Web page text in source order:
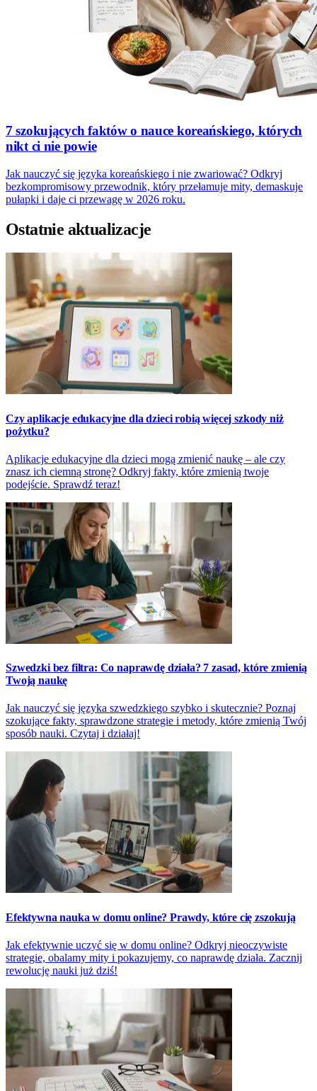
7 szokujących faktów o nauce koreańskiego, których
nikt ci nie powie
Jak nauczyć się języka koreańskiego i nie zwariować? Odkryj
bezkompromisowy przewodnik, który przełamuje mity, demaskuje
pułapki i daje ci przewagę w 2026 roku.
Ostatnie aktualizacje
Czy aplikacje edukacyjne dla dzieci robią więcej szkody niż
pożytku?
Aplikacje edukacyjne dla dzieci mogą zmienić naukę – ale czy
znasz ich ciemną stronę? Odkryj fakty, które zmienią twoje
podejście. Sprawdź teraz!
Szwedzki bez filtra: Co naprawdę działa? 7 zasad, które zmienią
Twoją naukę
Jak nauczyć się języka szwedzkiego szybko i skutecznie? Poznaj
szokujące fakty, sprawdzone strategie i metody, które zmienią Twój
sposób nauki. Czytaj i działaj!
Efektywna nauka w domu online? Prawdy, które cię zszokują
Jak efektywnie uczyć się w domu online? Odkryj nieoczywiste
strategie, obalamy mity i pokazujemy, co naprawdę działa. Zacznij
rewolucję nauki już dziś!